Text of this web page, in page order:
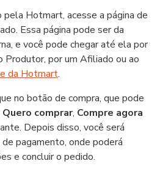
pela Hotmart, acesse a página de
Essa página pode ser da
e você pode chegar até ela por
Produtor, por um Afiliado ou ao
da Hotmart.
no botão de compra, que pode
Quero comprar, Compre agora
Depois disso, você será
pagamento, onde poderá
e concluir o pedido.